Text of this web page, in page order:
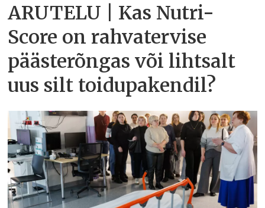
ARUTELU | Kas Nutri-
Score on rahvatervise
päästerõngas või lihtsalt
uus silt toidupakendil?